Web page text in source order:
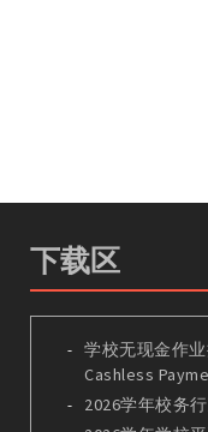
下载区
学校无现金作
Cashless
2026学年校务